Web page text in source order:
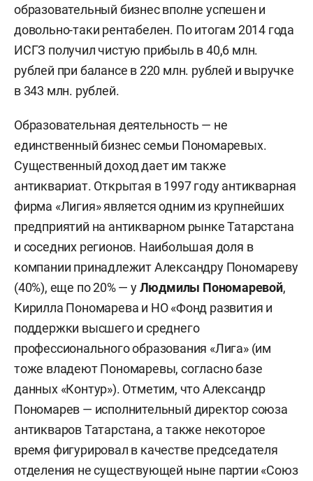
образовательный бизнес вполне успешен и
довольно-таки рентабелен. По итогам 2014 года
ИСГЗ получил чистую прибыль в 40,6 млн.
рублей при балансе в 220 млн. рублей и выручке
в 343 млн. рублей.
Образовательная деятельность — не
единственный бизнес семьи Пономаревых.
Существенный доход дает им также
антиквариат. Открытая в 1997 году антикварная
фирма «Лигия» является одним из крупнейших
предприятий на антикварном рынке Татарстана
и соседних регионов. Наибольшая доля в
компании принадлежит Александру Пономареву
(40%), еще по 20% — уЛюдмилы Пономаревой,
Кирилла Пономарева и НО «Фонд развития и
поддержки высшего и среднего
профессионального образования «Лига» (им
тоже владеют Пономаревы, согласно базе
данных «Контур»). Отметим, что Александр
Пономарев — исполнительный директор союза
антикваров Татарстана, а также некоторое
время фигурировал в качестве председателя
отделения не существующей ныне партии «Союз